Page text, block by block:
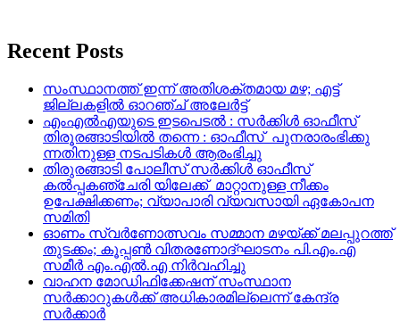
Recent Posts
സംസ്ഥാനത്ത് ഇന്ന് അതിശക്തമായ മഴ; എട്ട്
ജില്ലകളിൽ ഓറഞ്ച് അലേര്‍ട്ട്
എംഎൽഎയുടെ ഇടപെടൽ : സര്‍ക്കിള്‍ ഓഫീസ്
തിരൂരങ്ങാടിയിൽ തന്നെ : ഓഫീസ് പുനരാരംഭിക്കു
ന്നതിനുള്ള നടപടികൾ ആരംഭിച്ചു
തിരുരങ്ങാടി പോലീസ് സർക്കിൾ ഓഫീസ്
കൽപ്പകഞ്ചേരി യിലേക്ക് മാറ്റാനുള്ള നീക്കം
ഉപേക്ഷിക്കണം; വ്യാപാരി വ്യവസായി ഏകോപന
സമിതി
ഓണം സ്വർണോത്സവം സമ്മാന മഴയ്ക്ക് മലപ്പുറത്ത്
തുടക്കം; കൂപ്പൺ വിതരണോദ്ഘാടനം പി.എം.എ
സമീർ എം.എൽ.എ നിർവഹിച്ചു
വാഹന മോഡിഫിക്കേഷന് സംസ്ഥാന
സർക്കാറുകൾക്ക് അധികാരമില്ലെന്ന് കേന്ദ്ര
സർക്കാർ